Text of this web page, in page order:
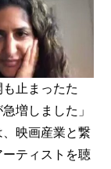
止まったた
増しました」
映画産業と繋
ティストを聴